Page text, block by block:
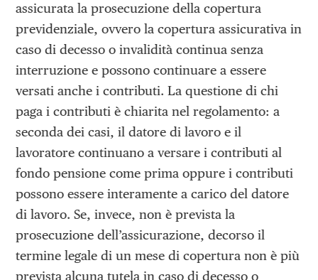
assicurata la prosecuzione della copertura
previdenziale, ovvero la copertura assicurativa in
caso di decesso o invalidità continua senza
interruzione e possono continuare a essere
versati anche i contributi. La questione di chi
paga i contributi è chiarita nel regolamento: a
seconda dei casi, il datore di lavoro e il
lavoratore continuano a versare i contributi al
fondo pensione come prima oppure i contributi
possono essere interamente a carico del datore
di lavoro. Se, invece, non è prevista la
prosecuzione dell’assicurazione, decorso il
termine legale di un mese di copertura non è più
prevista alcuna tutela in caso di decesso o